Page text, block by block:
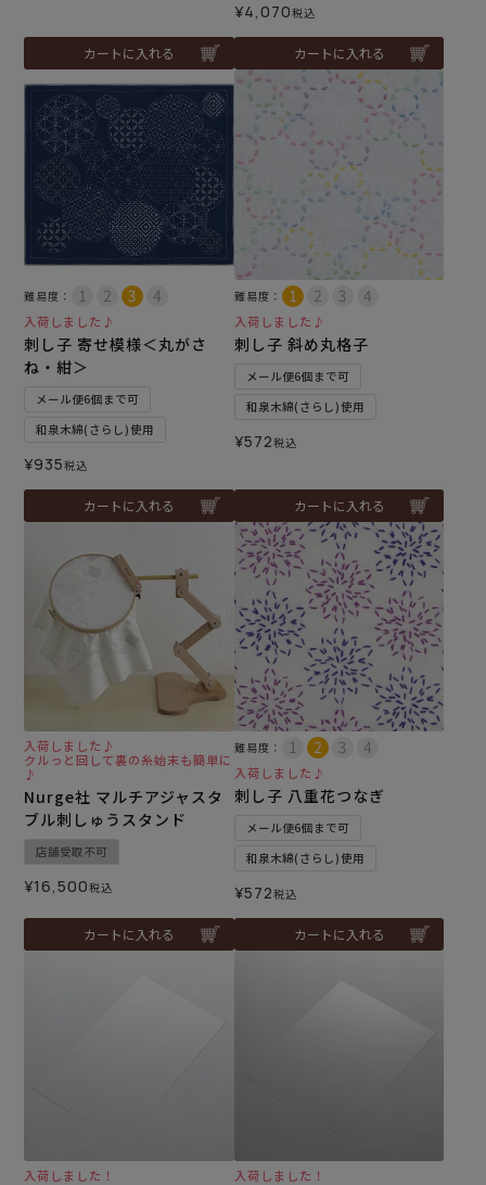
カートに入れる
¥4,070税込
カートに入れる
難易度：
入荷しました♪
刺し子 寄せ模様＜丸がさ
ね・紺＞
メール便6個まで可
和泉木綿(さらし)使用
¥935税込
カートに入れる
難易度：
入荷しました♪
刺し子 斜め丸格子
メール便6個まで可
和泉木綿(さらし)使用
¥572税込
カートに入れる
入荷しました♪
クルっと回して裏の糸始末も簡単に
♪
Nurge社 マルチアジャスタ
ブル刺しゅうスタンド
店舗受取不可
¥16,500税込
カートに入れる
難易度：
入荷しました♪
刺し子 八重花つなぎ
メール便6個まで可
和泉木綿(さらし)使用
¥572税込
カートに入れる
入荷しました！ 入荷しました！